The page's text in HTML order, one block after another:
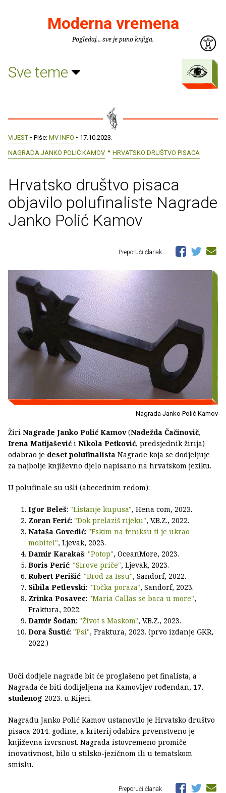
Moderna vremena
Pogledaj... sve je puno knjiga.
Sve teme
VIJEST • Piše: MV INFO • 17.10.2023.
NAGRADA JANKO POLIĆ KAMOV
HRVATSKO DRUŠTVO PISACA
Hrvatsko društvo pisaca
objavilo polufinaliste Nagrade
Janko Polić Kamov
Preporuči članak
Nagrada Janko Polić Kamov
Žiri Nagrade Janko Polić Kamov(Nadežda Čačinovič,
Irena Matijašević i Nikola Petković, predsjednik žirija)
odabrao je deset polufinalista Nagrade koja se dodjeljuje
za najbolje književno djelo napisano na hrvatskom jeziku.
U polufinale su ušli (abecednim redom):
Igor Beleš: "Listanje kupusa", Hena com, 2023.
Zoran Ferić: "Dok prelaziš rijeku", V.B.Z., 2022.
Nataša Govedić: "Eskim na feniksu ti je ukrao
mobitel", Ljevak, 2023.
Damir Karakaš: "Potop", OceanMore, 2023.
Boris Perić: "Sirove priče", Ljevak, 2023.
Robert Perišić: "Brod za Issu", Sandorf, 2022.
Sibila Petlevski: "Točka poraza", Sandorf, 2023.
Zrinka Posavec: "Maria Callas se baca u more",
Fraktura, 2022.
Damir Šodan: "Život s Maskom", V.B.Z., 2023.
Dora Šustić: "Psi", Fraktura, 2023. (prvo izdanje GKR,
2022.)
Uoči dodjele nagrade bit će proglašeno pet finalista, a
Nagrada će biti dodijeljena na Kamovljev rođendan, 17.
studenog 2023. u Rijeci.
Nagradu Janko Polić Kamov ustanovilo je Hrvatsko društvo
pisaca 2014. godine, a kriterij odabira prvenstveno je
književna izvrsnost. Nagrada istovremeno promiče
inovativnost, bilo u stilsko-jezičnom ili u tematskom
smislu.
Preporuči članak